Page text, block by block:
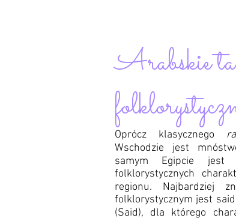
Arabskie
Oprócz klasycznego
Wschodzie jest
samym Egipcie jest
folklorystycznych
regionu. Najbardziej
folklorystycznym jest
(Said), dla którego